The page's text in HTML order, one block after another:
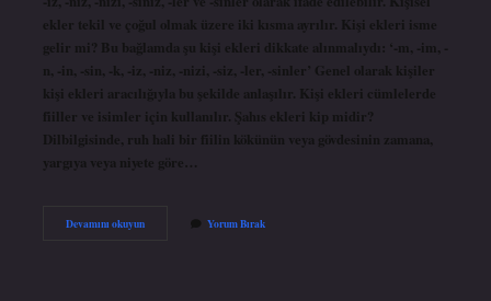
ekler tekil ve çoğul olmak üzere iki kısma ayrılır. Kişi ekleri isme
gelir mi? Bu bağlamda şu kişi ekleri dikkate alınmalıydı: ‘-m, -im, -
n, -in, -sin, -k, -iz, -niz, -nizi, -siz, -ler, -sinler’ Genel olarak kişiler
kişi ekleri aracılığıyla bu şekilde anlaşılır. Kişi ekleri cümlelerde
fiiller ve isimler için kullanılır. Şahıs ekleri kip midir?
Dilbilgisinde, ruh hali bir fiilin kökünün veya gövdesinin zamana,
yargıya veya niyete göre…
Devamını okuyunŞahıs
Yorum Bırak